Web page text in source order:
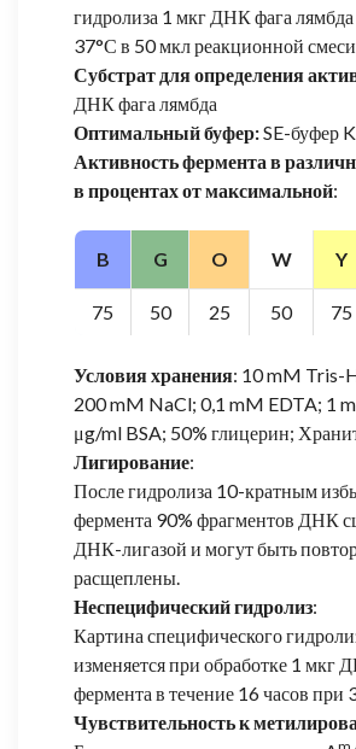
гидролиза 1 мкг ДНК фага лямбда
37°С в 50 мкл реакционной смеси.
Субстрат для определения
ДНК фага лямбда
Оптимальный буфер:SE-буфер K
Активность фермента в
в процентах от максимальной:
B G O W Y
75 50 25 50 75
Условия хранения: 10 mM Tris-
200 mM NaCl; 0,1 mM EDTA; 1
μg/ml BSA; 50% глицерин;
Лигирование:
После гидролиза 10-кратным
фермента 90% фрагментов ДНК
ДНК-лигазой и могут быть
расщеплены.
Неспецифический гидролиз:
Картина специфического
изменяется при обработке 1 мкг
фермента в течение 16 часов при
Чувствительность к